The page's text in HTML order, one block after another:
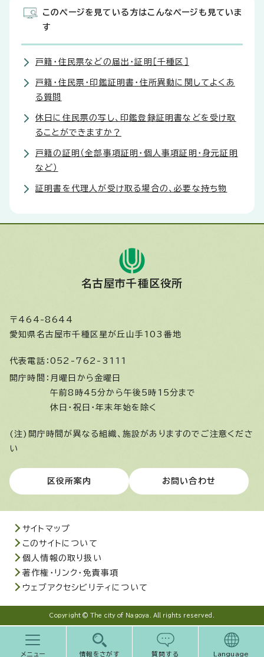
メニュー 情報をさがす 質問する Language
このページを見ている方はこんなページも見ていま
す
戸籍・住民票などの届出・証明［千種区］
戸籍・住民票・印鑑証明書・住所異動に関してよくあ
る質問
休日に住民票の写し、印鑑登録証明書などを受け取
ることができますか？
戸籍の証明（全部事項証明・個人事項証明・身元証明
など）
証明書を代理人が受け取る場合の、必要な持ち物
名古屋市千種区役所
〒464-8644
愛知県名古屋市千種区星が丘山手103番地
代表電話： 052-762-3111
開庁時間： 月曜日から金曜日
午前8時45分から午後5時15分まで
休日・祝日・年末年始を除く
(注)開庁時間が異なる組織、施設がありますのでご注意くださ
い
区役所案内 お問い合わせ
サイトマップ
このサイトについて
個人情報の取り扱い
著作権・リンク・免責事項
ウェブアクセシビリティについて
Copyright © The city of Nagoya. All rights reserved.